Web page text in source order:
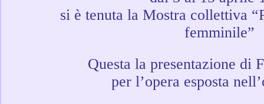
si è tenuta la Mostra collettiva
femminile”
Questa la presentazione di
per l’opera esposta